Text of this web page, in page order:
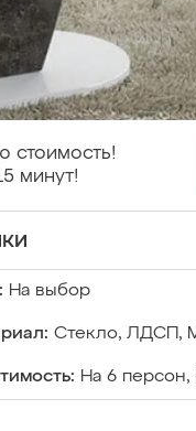
стоимость!
минут!
На выбор
Стекло, ЛДСП,
На 6